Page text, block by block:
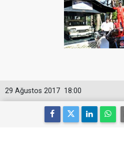
18:00
29 Ağustos 2017